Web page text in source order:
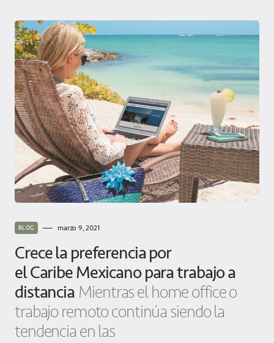
BLOG marzo 9, 2021
Crece la preferencia por
el Caribe Mexicano para trabajo a
distancia Mientras el home office o
trabajo remoto continúa siendo la
tendencia en las